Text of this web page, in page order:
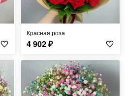
Красная роза
4 902₽